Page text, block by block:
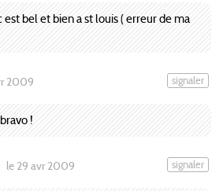
est bel et bien a st louis ( erreur de ma
2009 signaler
!
le 29 avr 2009 signaler